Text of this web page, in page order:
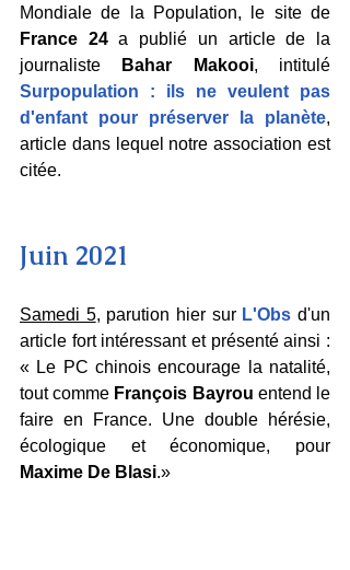
France 24 a publié un article de la
journaliste
Bahar Makooi
Surpopulation : ils ne veulent pas
d'enfant pour préserver la planète,
article dans lequel notre association est
citée.
Juin 2021
Samedi 5, parution hier sur L'Obs d'un
article fort intéressant et présenté ainsi :
« Le PC chinois encourage la natalité,
tout comme François Bayrou entend le
faire en France. Une double hérésie,
Maxime De Blasi.»